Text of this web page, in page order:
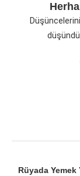
Rüyada Yemek